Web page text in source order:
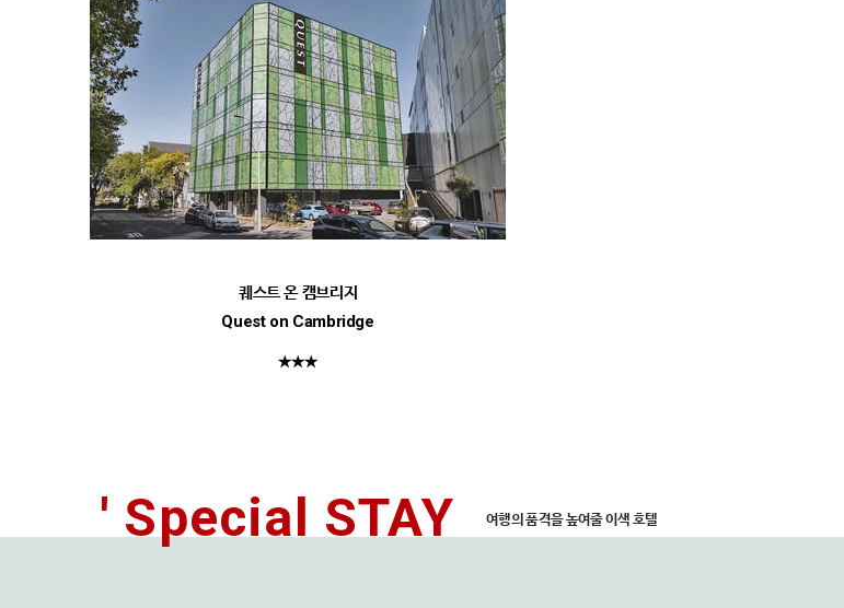
퀘스트 온 캠브리지
Quest on Cambridge
★★★
' Special STAY 여행의 품격을 높여줄 이색 호텔